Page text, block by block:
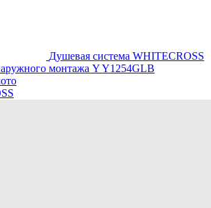
Душевая система WHITECROSS
монтажа Y Y1254GLB